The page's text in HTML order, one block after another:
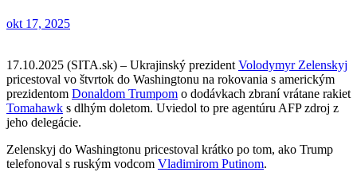
okt 17, 2025
17.10.2025 (SITA.sk) – Ukrajinský prezident Volodymyr Zelenskyj
pricestoval vo štvrtok do Washingtonu na rokovania s americkým
prezidentom Donaldom Trumpom o dodávkach zbraní vrátane rakiet
Tomahawk s dlhým doletom. Uviedol to pre agentúru AFP zdroj z
jeho delegácie.
Zelenskyj do Washingtonu pricestoval krátko po tom, ako Trump
telefonoval s ruským vodcom Vladimirom Putinom.